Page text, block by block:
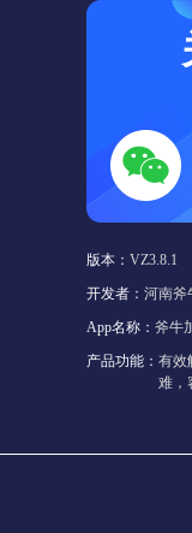
版本： VZ3.8.1
开发者： 河南斧
App名称： 斧牛
产品功能： 有效
难，